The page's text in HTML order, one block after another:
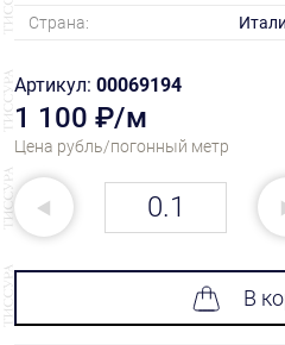
Страна:
Артикул: 00069194
1 100 ₽/м
Цена рубль/погонный метр
В